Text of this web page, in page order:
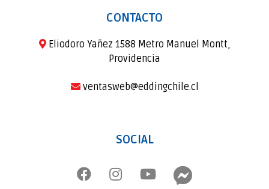
CONTACTO
Eliodoro Yañez 1588 Metro Manuel Montt,
Providencia
ventasweb@eddingchile.cl
SOCIAL